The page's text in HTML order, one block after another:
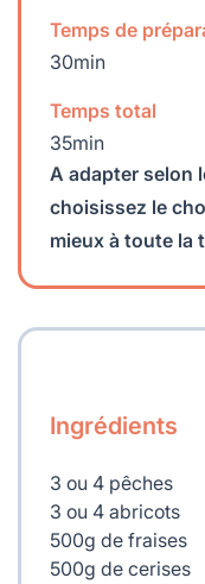
Temps de
30min
Temps total
35min
A adapter selon
choisissez le
mieux à toute la
Ingrédients
3 ou 4 pêches
3 ou 4 abricots
500g de fraises
500g de cerises